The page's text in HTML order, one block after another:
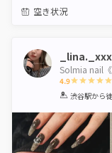
空き状況
_lina._xxx
Solmia nail
4.9
1 2 3 4 5
渋谷駅から